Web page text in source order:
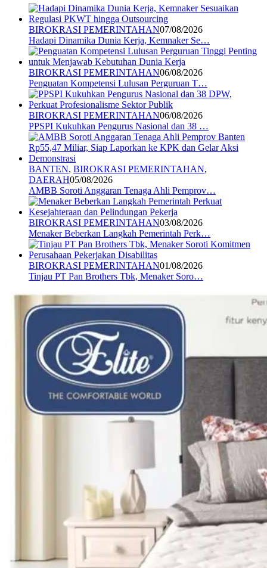
BIROKRASI PEMERINTAHAN07/08/2026
Hadapi Dinamika Dunia Kerja, Kemnaker Se…
BIROKRASI PEMERINTAHAN06/08/2026
Penguatan Kompetensi Lulusan Perguruan T…
BIROKRASI PEMERINTAHAN06/08/2026
PPSPI Kukuhkan Pengurus Nasional dan 38 …
BANTEN, BIROKRASI PEMERINTAHAN,
DAERAH05/08/2026
AMBB Soroti Anggaran Tenaga Ahli Pemprov…
BIROKRASI PEMERINTAHAN03/08/2026
Menaker Beberkan Langkah Pemerintah Perk…
BIROKRASI PEMERINTAHAN01/08/2026
Tinjau PT Pan Brothers Tbk, Menaker Soro…